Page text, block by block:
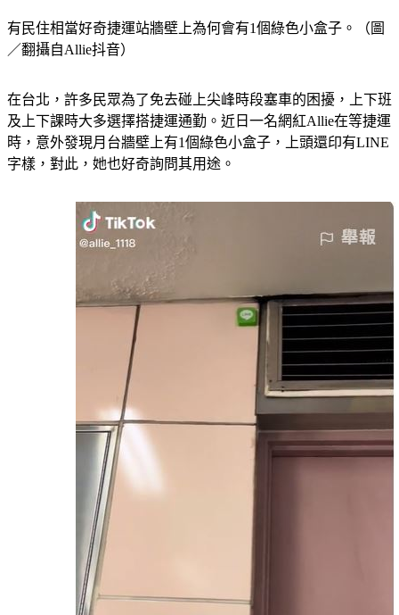
有民住相當好奇捷運站牆壁上為何會有1個綠色小盒子。（圖
／翻攝自Allie抖音）
在台北，許多民眾為了免去碰上尖峰時段塞車的困擾，上下班
及上下課時大多選擇搭捷運通勤。近日一名網紅Allie在等捷運
時，意外發現月台牆壁上有1個綠色小盒子，上頭還印有LINE
字樣，對此，她也好奇詢問其用途。